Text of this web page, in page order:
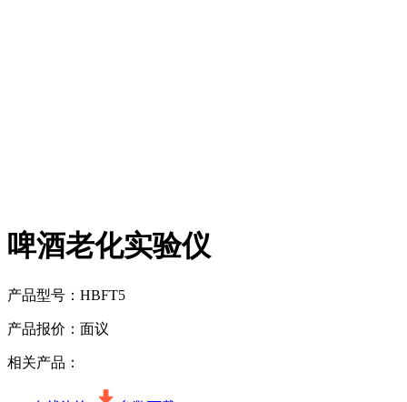
啤酒老化实验仪
产品型号： HBFT5
产品报价： 面议
相关产品：